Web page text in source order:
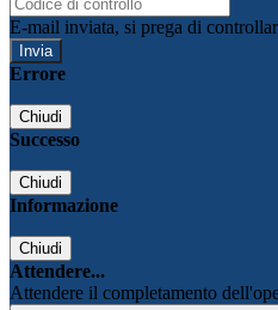
E-mail inviata, si prega di
Errore
Chiudi
Successo
Chiudi
Informazione
Chiudi
Attendere...
Attendere il completamento